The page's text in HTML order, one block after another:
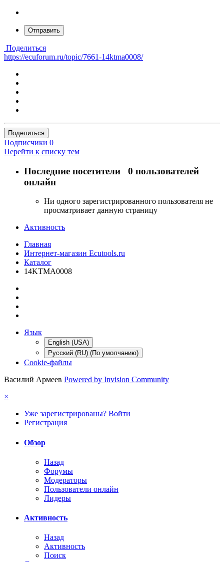
Отправить
Поделиться
https://ecuforum.ru/topic/7661-14ktma0008/
Поделиться
Подписчики 0
Перейти к списку тем
Последние посетители 0 пользователей
онлайн
Ни одного зарегистрированного пользователя не
просматривает данную страницу
Активность
Главная
Интернет-магазин Ecutools.ru
Каталог
14KTMA0008
Язык
English (USA)
Русский (RU) (По умолчанию)
Cookie-файлы
Василий Армеев Powered by Invision Community
×
Уже зарегистрированы? Войти
Регистрация
Обзор
Назад
Форумы
Модераторы
Пользователи онлайн
Лидеры
Активность
Назад
Активность
Поиск